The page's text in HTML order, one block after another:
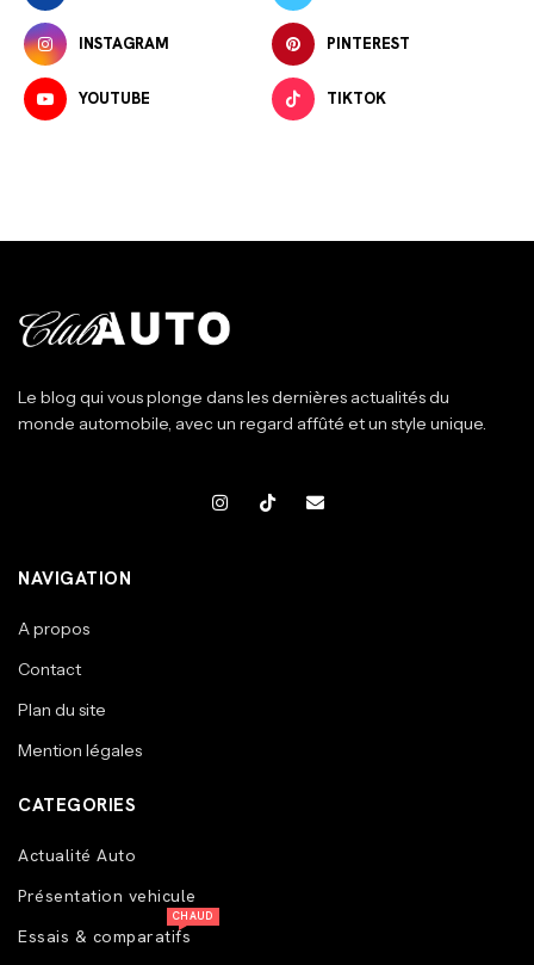
INSTAGRAM PINTEREST
YOUTUBE TIKTOK
Le blog qui vous plonge dans les dernières actualités du
monde automobile, avec un regard affûté et un style unique.
NAVIGATION
A propos
Contact
Plan du site
Mention légales
CATEGORIES
Actualité Auto
Présentation vehicule
Essais & comparatifs
CHAUD